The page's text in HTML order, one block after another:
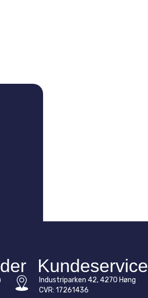
Kundeservice
Industriparken 42, 4270 Høng
CVR: 17261436